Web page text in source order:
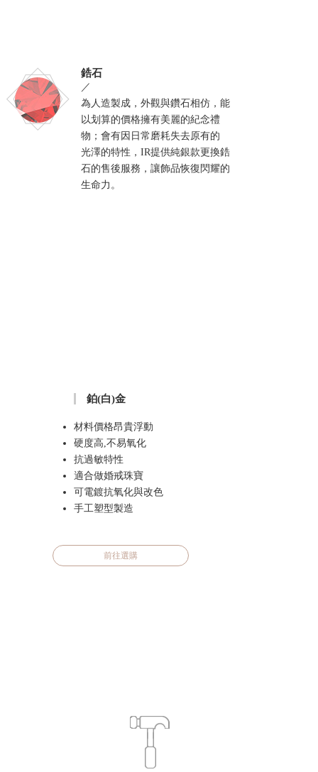
鋯石
／
為人造製成，外觀與鑽石相仿，能
以划算的價格擁有美麗的紀念禮
物；會有因日常磨耗失去原有的
光澤的特性，IR提供純銀款更換鋯
石的售後服務，讓飾品恢復閃耀的
生命力。
鉑(白)金
材料價格昂貴浮動
硬度高,不易氧化
抗過敏特性
適合做婚戒珠寶
可電鍍抗氧化與改色
手工塑型製造
前往選購